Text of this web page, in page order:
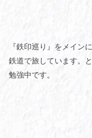
『鉄印巡り』をメイン
鉄道で旅しています。
勉強中です。